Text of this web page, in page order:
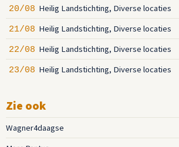
20/08 Heilig Landstichting, Diverse locaties
21/08 Heilig Landstichting, Diverse locaties
22/08 Heilig Landstichting, Diverse locaties
23/08 Heilig Landstichting, Diverse locaties
Zie ook
Wagner4daagse